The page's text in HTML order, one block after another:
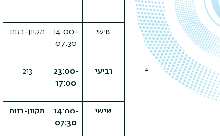
שישי
14:00-
07:30
מקוון-בזום
ב רביעי
23:00-
17:00
213
שישי
14:00-
07:30
מקוון-בזום